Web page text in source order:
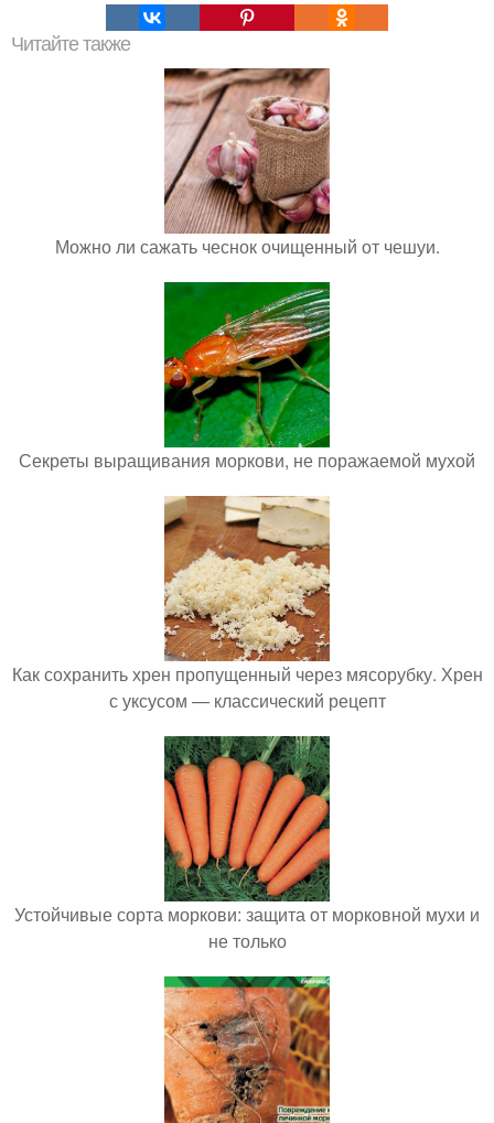
Читайте также
Можно ли сажать чеснок очищенный от чешуи.
Секреты выращивания моркови, не поражаемой мухой
Как сохранить хрен пропущенный через мясорубку. Хрен
с уксусом — классический рецепт
Устойчивые сорта моркови: защита от морковной мухи и
не только